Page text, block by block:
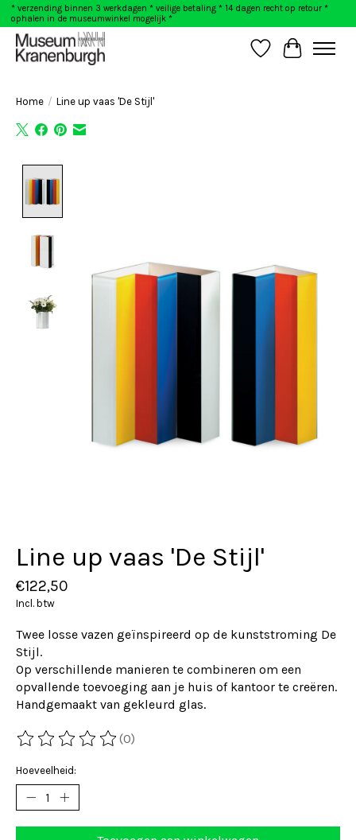
* verzending binnen 3 werkdagen * veilige betaling * 14 dagen recht op retour *
ophalen in de museumwinkel mogelijk *
Verlanglijst
Home / Line up vaas 'De Stijl'
Line up vaas 'De Stijl'
€122,50
Incl. btw
Twee losse vazen ​​geïnspireerd op de kunststroming De
Stijl.
Op verschillende manieren te combineren om een ​​
opvallende toevoeging aan je huis of kantoor te creëren.
Handgemaakt van gekleurd glas.
De beoordeling van dit product is
(0)
Hoeveelheid: